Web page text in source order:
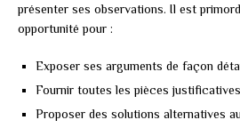
présenter ses observations. Il est
opportunité pour :
Exposer ses arguments de façon
Fournir toutes les pièces
Proposer des solutions alternatives